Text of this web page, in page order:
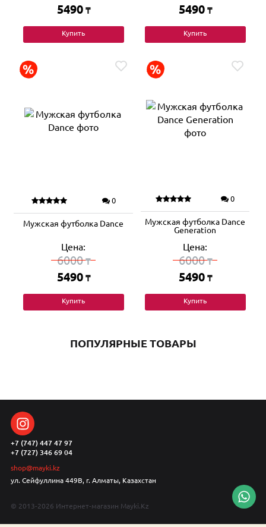
5490 ₸
Купить
5490 ₸
Купить
0
Мужская футболка Dance
Цена:
6000₸
5490 ₸
Купить
0
Мужская футболка Dance
Generation
Цена:
6000₸
5490 ₸
Купить
ПОПУЛЯРНЫЕ ТОВАРЫ
+7 (747) 447 47 97
+7 (727) 346 69 04
shop@mayki.kz
ул. Сейфуллина 449В, г. Алматы, Казахстан
© 2013-2026 Интернет-магазин Mayki.Kz